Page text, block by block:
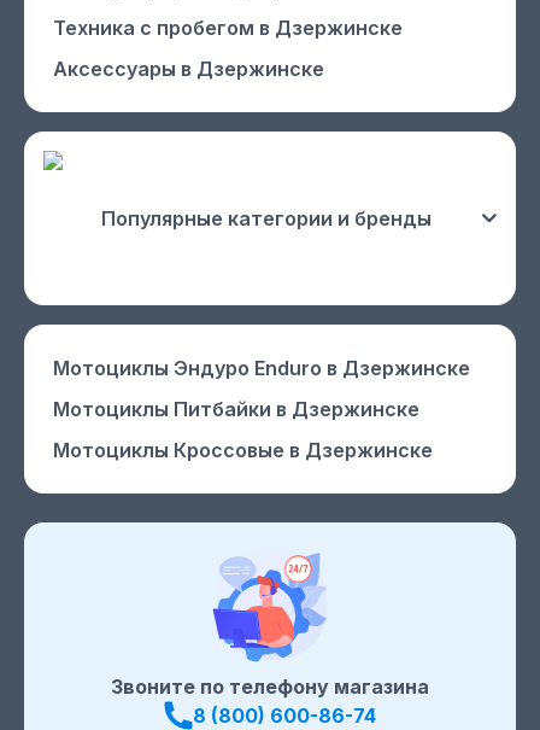
Звоните по телефону магазина
8 (800) 600-86-74
Техника с пробегом в Дзержинске
Аксессуары в Дзержинске
Популярные категории и бренды
Мотоциклы Эндуро Enduro в Дзержинске
Мотоциклы Питбайки в Дзержинске
Мотоциклы Кроссовые в Дзержинске